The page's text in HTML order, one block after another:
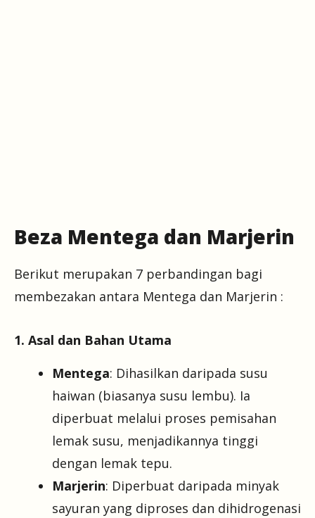
Beza Mentega dan Marjerin
Berikut merupakan 7 perbandingan bagi
membezakan antara Mentega dan Marjerin :
1. Asal dan Bahan Utama
Mentega: Dihasilkan daripada susu
haiwan (biasanya susu lembu). Ia
diperbuat melalui proses pemisahan
lemak susu, menjadikannya tinggi
dengan lemak tepu.
Marjerin: Diperbuat daripada minyak
sayuran yang diproses dan dihidrogenasi